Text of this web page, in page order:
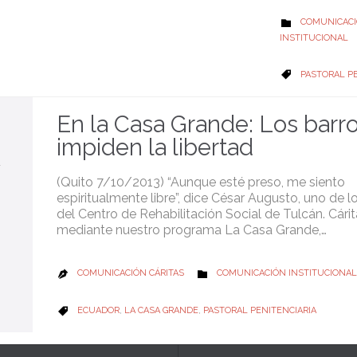
 CATEGORY
INSTITUCIONAL
 CATEGORY
PASTORAL
En la Casa Grande: Los
impiden la libertad
(Quito 7/10/2013) “Aunque esté preso, me siento
espiritualmente libre”, dice César Augusto, uno de
del Centro de Rehabilitación Social de Tulcán.
mediante nuestro programa La Casa Grande,…
 COMUNICACIÓN CÁRITAS  CATEGORY
COMUNICACIÓN INSTITUCIONAL
 CATEGORY
ECUADOR, LA CASA GRANDE, PASTORAL PENITENCIARIA